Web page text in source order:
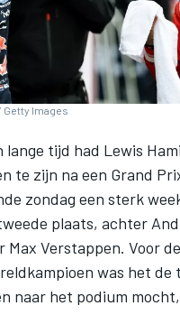
Getty Images
lange tijd had Lewis
te zijn na een Grand
zondag een sterk
plaats, achter
Max Verstappen. Voor de
was het de
naar het podium